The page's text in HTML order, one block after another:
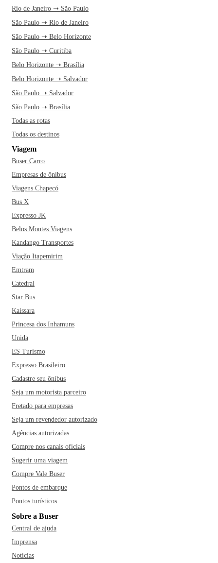
Rio de Janeiro ➝ São Paulo
São Paulo ➝ Rio de Janeiro
São Paulo ➝ Belo Horizonte
São Paulo ➝ Curitiba
Belo Horizonte ➝ Brasília
Belo Horizonte ➝ Salvador
São Paulo ➝ Salvador
São Paulo ➝ Brasília
Todas as rotas
Todas os destinos
Viagem
Buser Carro
Empresas de ônibus
Viagens Chapecó
Bus X
Expresso JK
Belos Montes Viagens
Kandango Transportes
Viação Itapemirim
Emtram
Catedral
Star Bus
Kaissara
Princesa dos Inhamuns
Unida
ES Turismo
Expresso Brasileiro
Cadastre seu ônibus
Seja um motorista parceiro
Fretado para empresas
Seja um revendedor autorizado
Agências autorizadas
Compre nos canais oficiais
Sugerir uma viagem
Compre Vale Buser
Pontos de embarque
Pontos turísticos
Sobre a Buser
Central de ajuda
Imprensa
Notícias